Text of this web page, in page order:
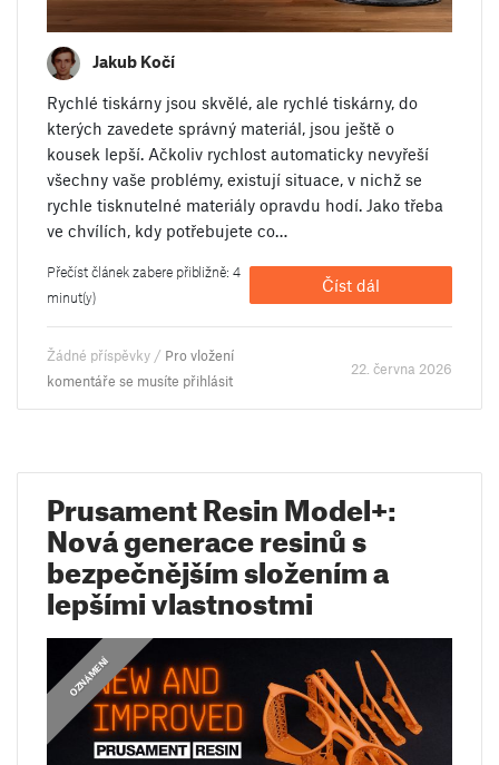
Jakub Kočí
Rychlé tiskárny jsou skvělé, ale rychlé tiskárny, do
kterých zavedete správný materiál, jsou ještě o
kousek lepší. Ačkoliv rychlost automaticky nevyřeší
všechny vaše problémy, existují situace, v nichž se
rychle tisknutelné materiály opravdu hodí. Jako třeba
ve chvílích, kdy potřebujete co…
Přečíst článek zabere přibližně: 4
minut(y)
Číst dál
Žádné příspěvky / Pro vložení
komentáře se musíte přihlásit
22. června 2026
Prusament Resin Model+:
Nová generace resinů s
bezpečnějším složením a
lepšími vlastnostmi
OZNÁMENÍ